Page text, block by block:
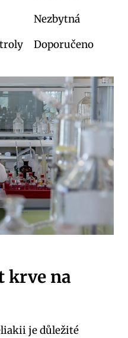
Nezbytná
Doporučeno
krve na
je důležité